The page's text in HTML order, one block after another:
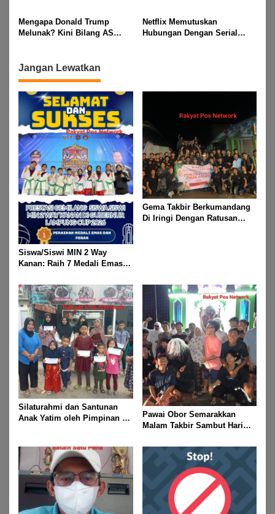
Premium
Mengapa Donald Trump
Melunak? Kini Bilang AS
Netflix Memutuskan
Hubungan Dengan Serial
Jangan Lewatkan
Siswa/Siswi MIN 2 Way
Kanan: Raih 7 Medali Emas
Gubernur Lampung Cup 2
Taekwondo Championship
2026
Gema Takbir Berkumandang
Di Iringi Dengan Ratusan
Silaturahmi dan Santunan
Anak Yatim oleh Pimpinan PT
Pawai Obor Semarakkan
Malam Takbir Sambut Hari
M, Di Kampung Simpang
Asam, Kecamatan Banjit